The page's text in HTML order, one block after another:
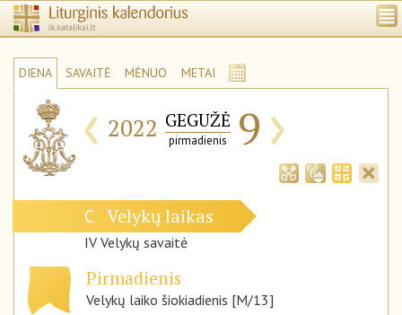
DIENA SAVAITĖ MĖNUO METAI
‹ 2022 GEGUŽĖ
pirmadienis 9 ›
C Velykų laikas
IV Velykų savaitė
Pirmadienis
Velykų laiko šiokiadienis [M/13]